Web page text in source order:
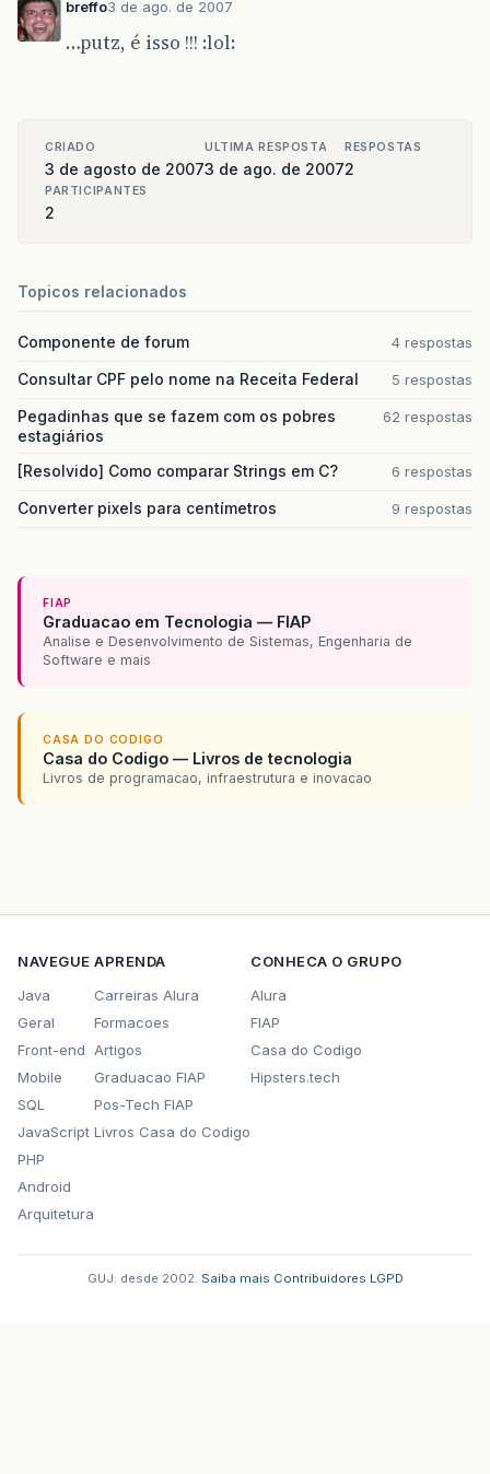
breffo3 de ago. de 2007
…putz, é isso !!! :lol:
CRIADO
3 de agosto de 2007
ULTIMA RESPOSTA
3 de ago. de 2007
RESPOSTAS
2
PARTICIPANTES
2
Topicos relacionados
Componente de forum 4 respostas
Consultar CPF pelo nome na Receita Federal 5 respostas
Pegadinhas que se fazem com os pobres
estagiários
62 respostas
[Resolvido] Como comparar Strings em C? 6 respostas
Converter pixels para centímetros 9 respostas
FIAP
Graduacao em Tecnologia — FIAP
Analise e Desenvolvimento de Sistemas, Engenharia de
Software e mais
CASA DO CODIGO
Casa do Codigo — Livros de tecnologia
Livros de programacao, infraestrutura e inovacao
NAVEGUE
Java
Geral
Front-end
Mobile
SQL
JavaScript
PHP
Android
Arquitetura
APRENDA
Carreiras Alura
Formacoes
Artigos
Graduacao FIAP
Pos-Tech FIAP
Livros Casa do Codigo
CONHECA O GRUPO
Alura
FIAP
Casa do Codigo
Hipsters.tech
GUJ: desde 2002. Saiba mais Contribuidores LGPD